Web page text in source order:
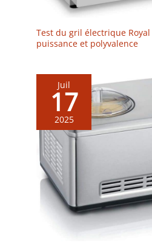
Test du gril électrique Royal
puissance et polyvalence
Juil
17
2025